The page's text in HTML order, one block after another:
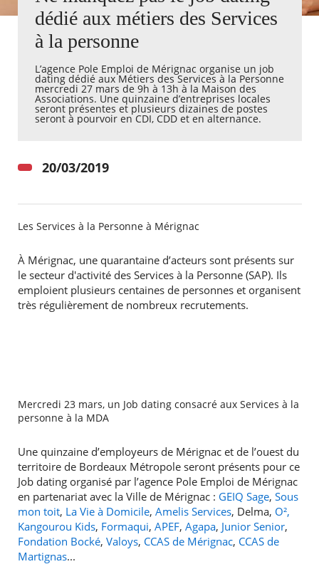
Agenda
Actualités
Kiosque
Espace de services en ligne
Facebook
X Instagram
Youtube
Linkedin
RECHERCHER ...
dédié aux métiers des Services
à la personne
L’agence Pole Emploi de Mérignac organise un job
dating dédié aux Métiers des Services à la Personne
mercredi 27 mars de 9h à 13h à la Maison des
Associations. Une quinzaine d’entreprises locales
seront présentes et plusieurs dizaines de postes
seront à pourvoir en CDI, CDD et en alternance.
20/03/2019
Les Services à la Personne à Mérignac
À Mérignac, une quarantaine d’acteurs sont présents sur
le secteur d'activité des Services à la Personne (SAP). Ils
emploient plusieurs centaines de personnes et organisent
très régulièrement de nombreux recrutements.
Mercredi 23 mars, un Job dating consacré aux Services à la
personne à la MDA
Une quinzaine d’employeurs de Mérignac et de l’ouest du
territoire de Bordeaux Métropole seront présents pour ce
Job dating organisé par l’agence Pole Emploi de Mérignac
en partenariat avec la Ville de Mérignac : GEIQ Sage, Sous
mon toit, La Vie à Domicile, Amelis Services, Delma, O²,
Kangourou Kids, Formaqui, APEF, Agapa, Junior Senior,
Fondation Bocké, Valoys, CCAS de Mérignac, CCAS de
Martignas...